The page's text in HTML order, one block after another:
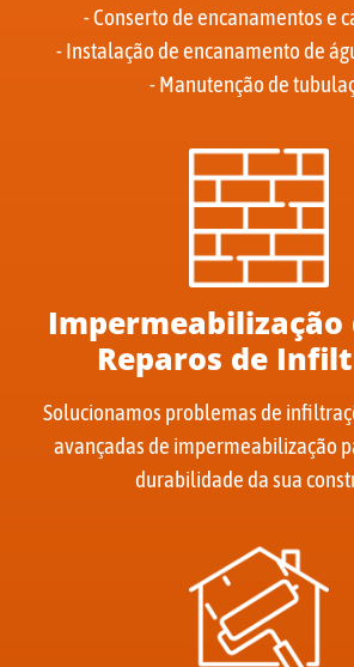
- Conserto de encanamentos e
- Instalação de encanamento de
- Manutenção de
Impermeabilização
Reparos de
Solucionamos problemas de
avançadas de impermeabilização
durabilidade da sua